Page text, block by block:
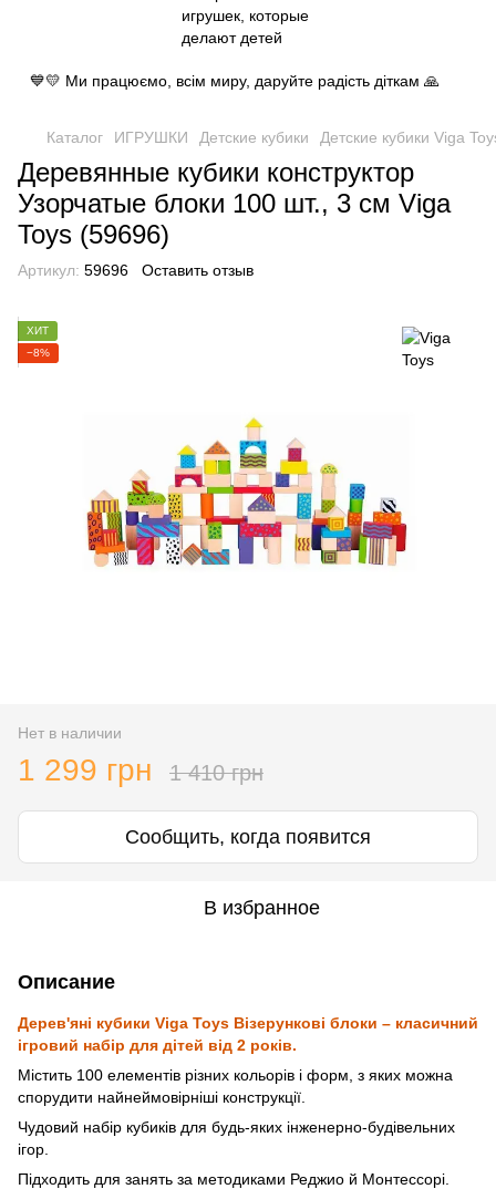
💙💛 Ми працюємо, всім миру, даруйте радість діткам 🙏
Каталог ИГРУШКИ Детские кубики Детские кубики Viga
Деревянные кубики конструктор
Узорчатые блоки 100 шт., 3 см Viga
Toys (59696)
Артикул: 59696 Оставить отзыв
ХИТ
−8%
Нет в наличии
1 299 грн 1 410 грн
Сообщить, когда появится
В избранное
Описание
Дерев'яні кубики Viga Toys Візерункові блоки – класичний
ігровий набір для дітей від 2 років.
Містить 100 елементів різних кольорів і форм, з яких можна
спорудити найнеймовірніші конструкції.
Чудовий набір кубиків для будь-яких інженерно-будівельних
ігор.
Підходить для занять за методиками Реджио й Монтессорі.